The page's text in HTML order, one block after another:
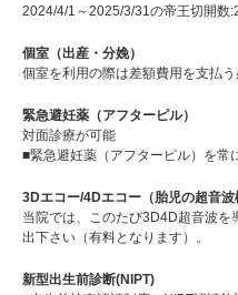
2024/4/1～2025/3/31の帝王切開数
個室（出産・分娩）
個室を利用の際は差額費用を支払う
緊急避妊薬（アフターピル）
対面診療が可能
■緊急避妊薬（アフターピル）を常
3Dエコー/4Dエコー（胎児の超音波
当院では、このたび3D4D超音波を
出下さい（有料となります）。
新型出生前診断(NIPT)